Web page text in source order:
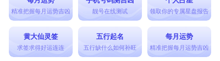
们的感情是否出现问题。还有一点若是你仔细观
察，还会发现他跟其他异性有所暧昧。
双鱼座：不回短信不联系
双鱼男在爱情里是很粘人的，因为他们很缺安
精准把握每月运势吉凶 靓号在线测试 领取你的专属星盘报告
黄大仙灵签
求签求得好运连连
五行起名
五行缺什么如何补旺
每月运势
精准把握每月运势吉凶